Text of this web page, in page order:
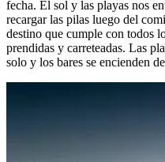
fecha. El sol y las playas nos
recargar las pilas luego del
destino que cumple con todos
prendidas y carreteadas. Las
solo y los bares se encienden